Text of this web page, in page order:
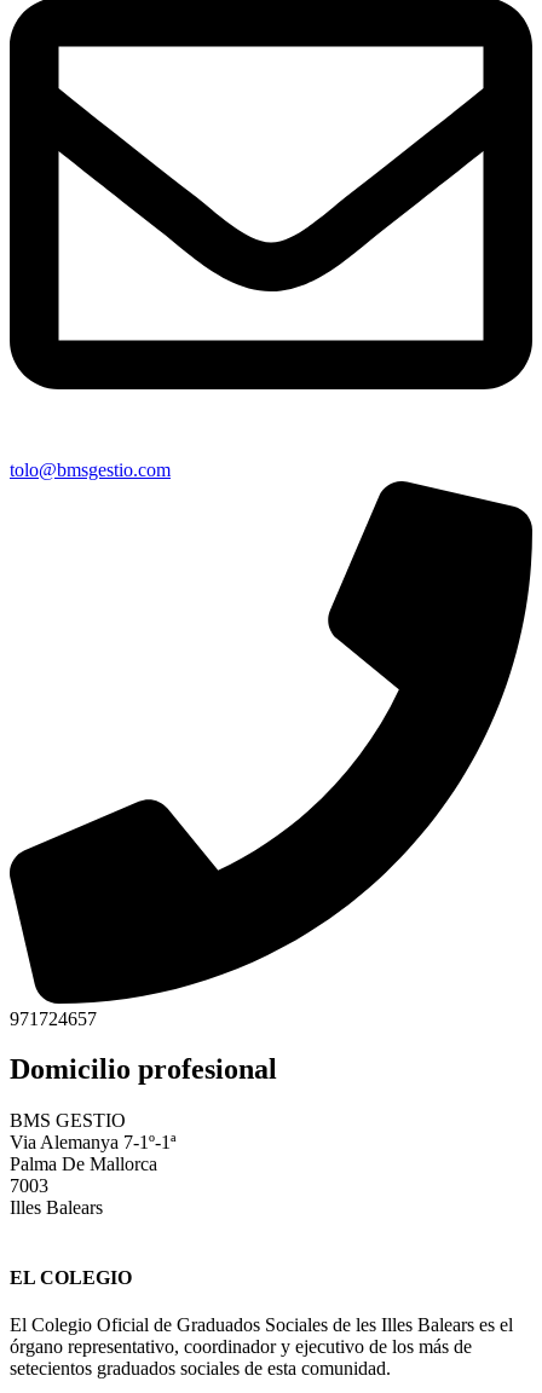
tolo@bmsgestio.com
971724657
Domicilio profesional
BMS GESTIO
Via Alemanya 7-1º-1ª
Palma De Mallorca
7003
Illes Balears
EL COLEGIO
El Colegio Oficial de Graduados Sociales de les Illes Balears es el
órgano representativo, coordinador y ejecutivo de los más de
setecientos graduados sociales de esta comunidad.